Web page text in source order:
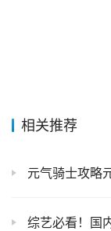
相关推荐
元气骑士攻略
综艺必看！国